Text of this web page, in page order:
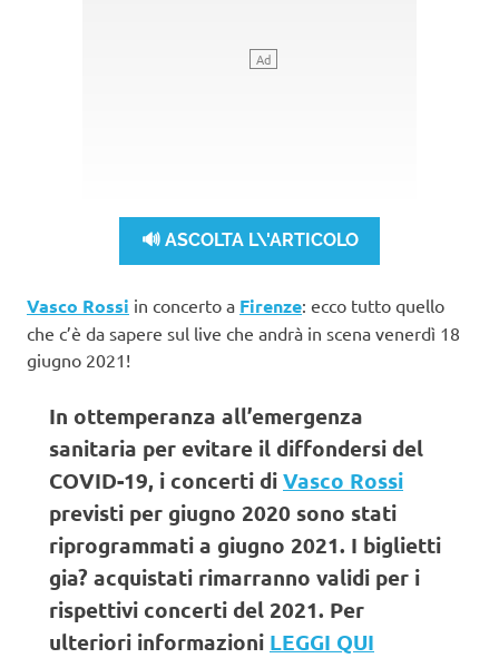
🔊 ASCOLTA L\'ARTICOLO
Vasco Rossi in concerto a Firenze: ecco tutto quello
che c’è da sapere sul live che andrà in scena venerdì 18
giugno 2021!
In ottemperanza all’emergenza
sanitaria per evitare il diffondersi del
COVID-19, i concerti di Vasco Rossi
previsti per giugno 2020 sono stati
riprogrammati a giugno 2021. I biglietti
gia? acquistati rimarranno validi per i
rispettivi concerti del 2021. Per
ulteriori informazioni LEGGI QUI